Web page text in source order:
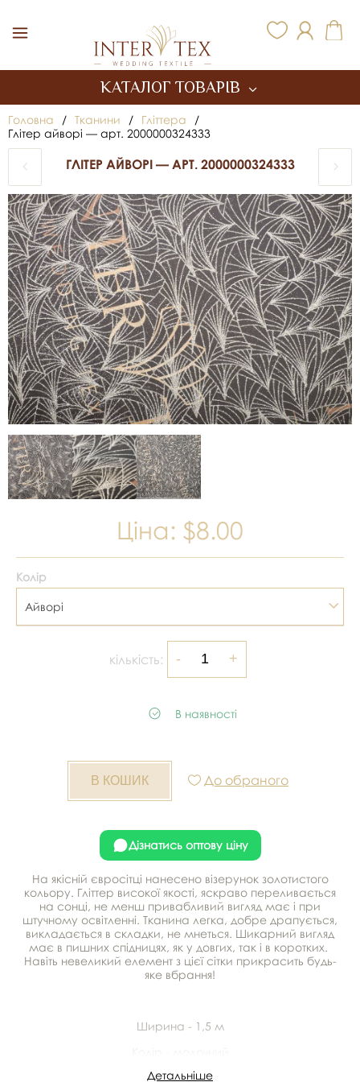
КАТАЛОГ ТОВАРІВ
Головна / Тканини / Гліттера
/
Глітер айворі — арт. 2000000324333
ГЛІТЕР АЙВОРІ — АРТ. 2000000324333
Ціна: $8.00
Колір
Айворі
кількість:
В наявності
До обраного
Дізнатись оптову ціну
На якісній євросітці нанесено візерунок золотистого
кольору. Гліттер високої якості, яскраво переливається
на сонці, не менш привабливий вигляд має і при
штучному освітленні. Тканина легка, добре драпується,
викладається в складки, не мнеться. Шикарний вигляд
має в пишних спідницях, як у довгих, так і в коротких.
Навіть невеликий елемент з цієї сітки прикрасить будь-
яке вбрання!
Ширина - 1,5 м
У рулоні - від 15 м
Детальніше